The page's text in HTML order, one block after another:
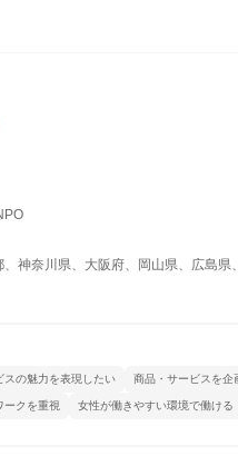
神奈川県、大阪府、岡山県、広島県
スの魅力を表現したい 商品・サービスを企
ークを重視 女性が働きやすい環境で働ける